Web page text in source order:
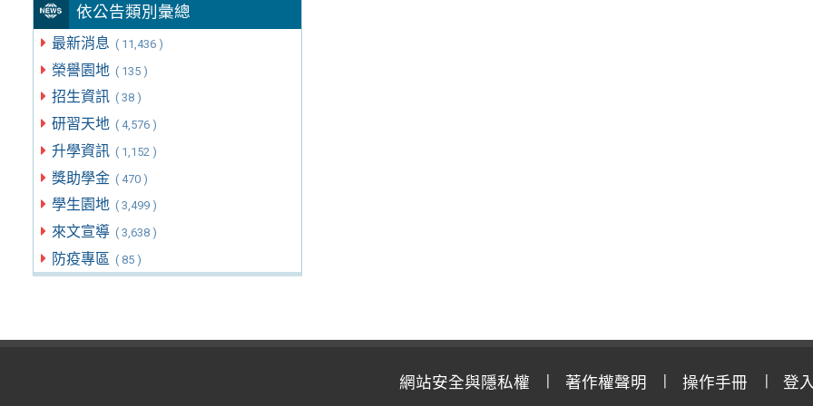
依公告類別彙總
最新消息 ( 11,436 )
榮譽園地 ( 135 )
招生資訊 ( 38 )
研習天地 ( 4,576 )
升學資訊 ( 1,152 )
獎助學金 ( 470 )
學生園地 ( 3,499 )
來文宣導 ( 3,638 )
防疫專區 ( 85 )
網站安全與隱私權 著作權聲明 操作手冊 登